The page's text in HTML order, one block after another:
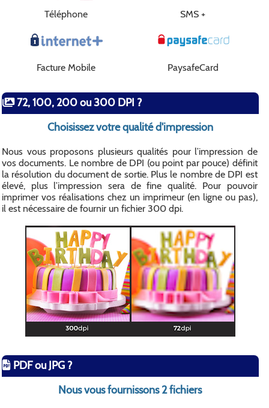
Téléphone SMS +
Facture Mobile PaysafeCard
72, 100, 200 ou 300 DPI ?
Choisissez votre qualité d'impression
Nous vous proposons plusieurs qualités pour l’impression de
vos documents. Le nombre de DPI (ou point par pouce) définit
la résolution du document de sortie. Plus le nombre de DPI est
élevé, plus l’impression sera de fine qualité. Pour pouvoir
imprimer vos réalisations chez un imprimeur (en ligne ou pas),
il est nécessaire de fournir un fichier 300 dpi.
PDF ou JPG ?
Nous vous fournissons 2 fichiers